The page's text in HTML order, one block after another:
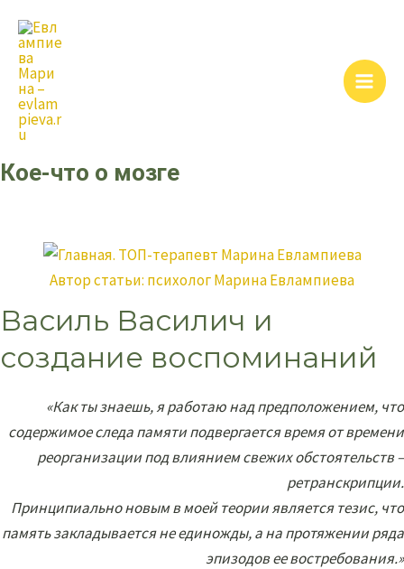
содержимому
Кое-что о мозге
Автор статьи: психолог Марина Евлампиева
Василь Василич и
создание воспоминаний
«Как ты знаешь, я работаю над предположением, что
содержимое следа памяти подвергается время от времени
реорганизации под влиянием свежих обстоятельств –
ретранскрипции.
Принципиально новым в моей теории является тезис, что
память закладывается не единожды, а на протяжении ряда
эпизодов ее востребования.»